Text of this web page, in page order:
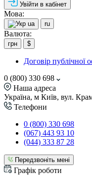
Увійти в кабінет
Мова:
ua ru
Валюта:
грн $
Договір публічної
0 (800) 330 698
Наша адреса
Україна, м Київ, вул.
Телефони
0 (800) 330 698
(067) 443 93 10
(044) 333 87 28
Передзвоніть мені
Графік роботи